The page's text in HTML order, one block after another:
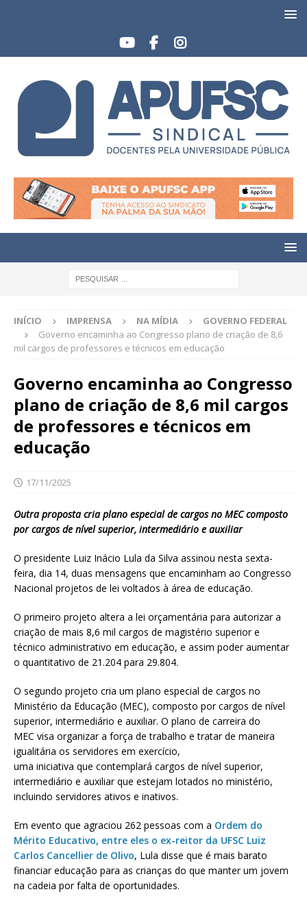
INÍCIO IMPRENSA NA MÍDIA
GOVERNO FEDERAL
Governo encaminha ao Congresso plano de criação de 8,6
mil cargos de professores e técnicos em educação
Governo encaminha ao Congresso
plano de criação de 8,6 mil cargos
de professores e técnicos em
educação
17/11/2025
Outra proposta cria plano especial de cargos no MEC composto
por cargos de nível superior, intermediário e auxiliar
O presidente Luiz Inácio Lula da Silva assinou nesta sexta-
feira, dia 14, duas mensagens que encaminham ao Congresso
Nacional projetos de lei voltados à área de educação.
O primeiro projeto altera a lei orçamentária para autorizar a
criação de mais 8,6 mil cargos de magistério superior e
técnico administrativo em educação, e assim poder aumentar
o quantitativo de 21.204 para 29.804.
O segundo projeto cria um plano especial de cargos no
Ministério da Educação (MEC), composto por cargos de nível
superior, intermediário e auxiliar. O plano de carreira do
MEC visa organizar a força de trabalho e tratar de maneira
igualitária os servidores em exercício,
uma iniciativa que contemplará cargos de nível superior,
intermediário e auxiliar que estejam lotados no ministério,
incluindo servidores ativos e inativos.
Em evento que agraciou 262 pessoas com a Ordem do
Mérito Educativo, entre eles o ex-reitor da UFSC Luiz
Carlos Cancellier de Olivo, Lula disse que é mais barato
financiar educação para as crianças do que manter um jovem
na cadeia por falta de oportunidades.